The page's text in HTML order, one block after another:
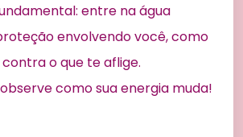
entre na água
envolvendo você, como
o que te aflige.
como sua energia muda!